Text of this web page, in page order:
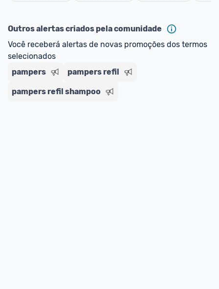
Outros alertas criados pela comunidade
Você receberá alertas de novas promoções dos termos
selecionados
pampers
pampers refil
pampers refil shampoo